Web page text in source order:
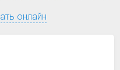
онлайн